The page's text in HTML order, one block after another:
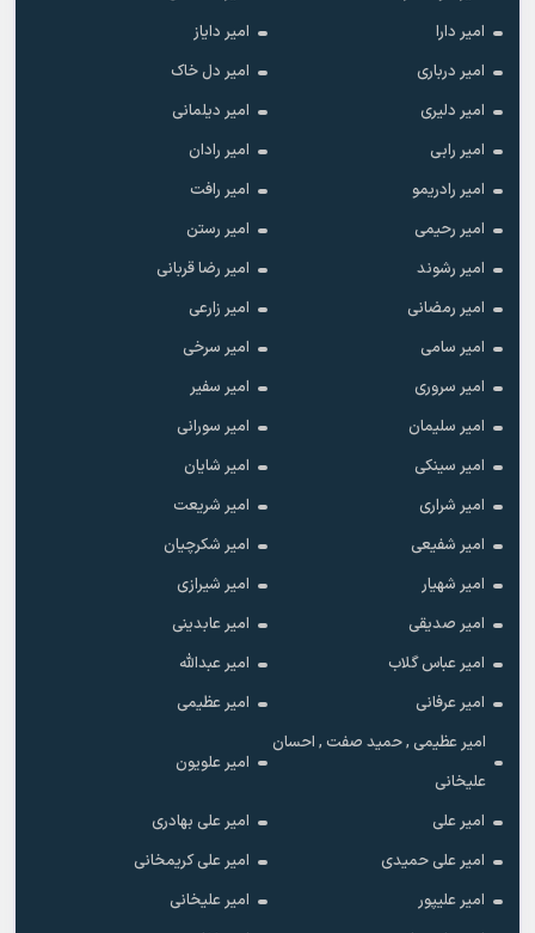
امیر دارا
امیر دایاز
امیر درباری
امیر دل خاک
امیر دلیری
امیر دیلمانی
امیر رابی
امیر رادان
امیر رادریمو
امیر رافت
امیر رحیمی
امیر رستن
امیر رشوند
امیر رضا قربانی
امیر رمضانی
امیر زارعی
امیر سامی
امیر سرخی
امیر سروری
امیر سفیر
امیر سلیمان
امیر سورانی
امیر سینکی
امیر شایان
امیر شراری
امیر شریعت
امیر شفیعی
امیر شکرچیان
امیر شهیار
امیر شیرازی
امیر صدیقی
امیر عابدینی
امیر عباس گلاب
امیر عبدالله
امیر عرفانی
امیر عظیمی
امیر عظیمی , حمید صفت , احسان
علیخانی
امیر علویون
امیر علی
امیر علی بهادری
امیر علی حمیدی
امیر علی کریمخانی
امیر علیپور
امیر علیخانی